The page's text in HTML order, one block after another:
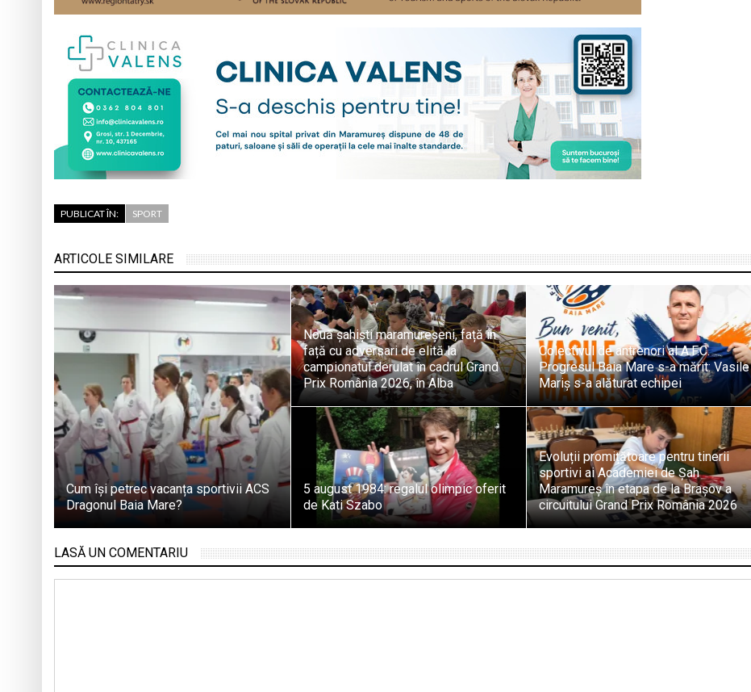
PUBLICAT ÎN: SPORT
ARTICOLE SIMILARE
Cum își petrec vacanța sportivii ACS
Dragonul Baia Mare?
Nouă șahiști maramureșeni, față în
față cu adversari de elită la
campionatul derulat în cadrul Grand
Prix România 2026, în Alba
Colectivul de antrenori al A.F.C.
Progresul Baia Mare s-a mărit: Vasile
Mariș s-a alăturat echipei
5 august 1984: regalul olimpic oferit
de Kati Szabo
Evoluții promițătoare pentru tinerii
sportivi ai Academiei de Șah
Maramureș în etapa de la Brașov a
circuitului Grand Prix România 2026
LASĂ UN COMENTARIU